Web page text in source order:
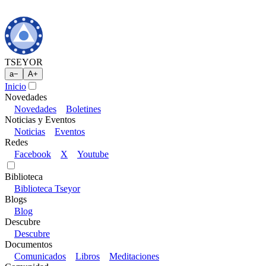
TSEYOR
a− A+
Inicio
Novedades
Novedades
Boletines
Noticias y Eventos
Noticias
Eventos
Redes
Facebook
X Youtube
Biblioteca
Biblioteca Tseyor
Blogs
Blog
Descubre
Descubre
Documentos
Comunicados
Libros
Meditaciones